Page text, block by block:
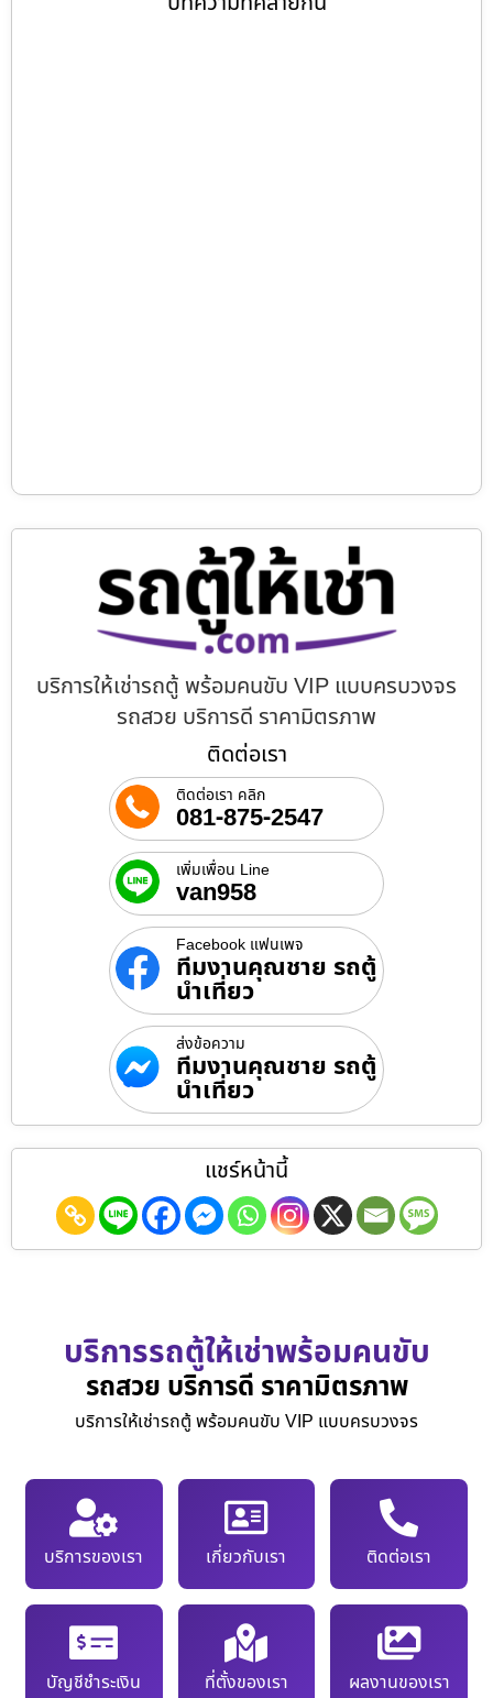
บริการให้เช่ารถตู้ พร้อมคนขับ VIP แบบครบวงจร
รถสวย บริการดี ราคามิตรภาพ
ติดต่อเรา
ติดต่อเรา คลิก
081-875-2547
เพิ่มเพื่อน Line
van958
Facebook แฟนเพจ
ทีมงานคุณชาย รถตู้
นำเที่ยว
ส่งข้อความ
ทีมงานคุณชาย รถตู้
นำเที่ยว
แชร์หน้านี้
บริการรถตู้ให้เช่าพร้อมคนขับ
รถสวย บริการดี ราคามิตรภาพ
บริการให้เช่ารถตู้ พร้อมคนขับ VIP แบบครบวงจร
บริการของเรา เกี่ยวกับเรา ติดต่อเรา
บัญชีชำระเงิน ที่ตั้งของเรา ผลงานของเรา